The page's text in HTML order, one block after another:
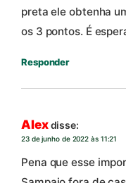
preta ele obtenha
os 3 pontos. É
Responder
Alexdisse:
23 de junho de 2022 às 11:21
Pena que esse